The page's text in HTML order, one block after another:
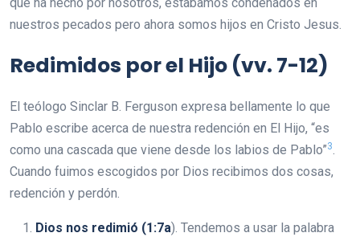
nuestros pecados pero ahora somos hijos en Cristo Jesus.
Redimidos por el Hijo (vv. 7-12)
El teólogo Sinclar B. Ferguson expresa bellamente lo que
Pablo escribe acerca de nuestra redención en El Hijo, “es
como una cascada que viene desde los labios de Pablo”3.
Cuando fuimos escogidos por Dios recibimos dos cosas,
redención y perdón.
Dios nos redimió (1:7a). Tendemos a usar la palabra